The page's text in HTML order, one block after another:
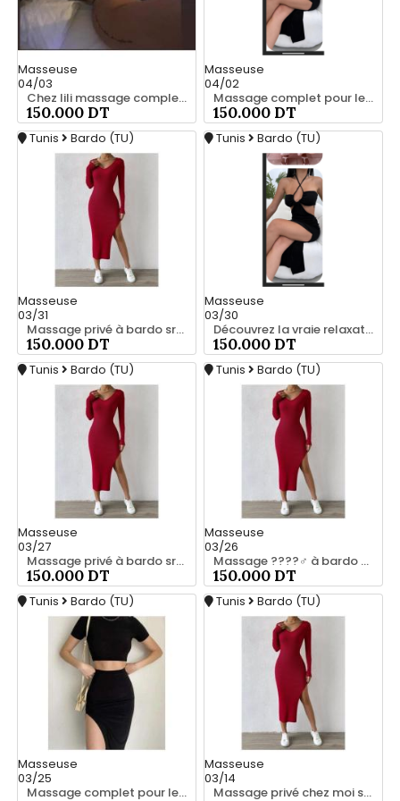
Masseuse
04/03
Chez lili massage complet a bardo srd 55066248
150.000 DT
Masseuse
04/02
Massage complet pour les hommes srd 55066248
150.000 DT
Tunis Bardo (TU)
Masseuse
03/31
Massage privé à bardo srd 55066248
150.000 DT
Tunis Bardo (TU)
Masseuse
03/30
Découvrez la vraie relaxation pour les hommes srd à bardo 20466285
150.000 DT
Tunis Bardo (TU)
Masseuse
03/27
Massage privé à bardo srd 20466285
150.000 DT
Tunis Bardo (TU)
Masseuse
03/26
Massage ????‍♂️ à bardo srd chez moi 55066248
150.000 DT
Tunis Bardo (TU)
Masseuse
03/25
Massage complet pour les hommes srd 20466285
Tunis Bardo (TU)
Masseuse
03/14
Massage privé chez moi srd 55066248